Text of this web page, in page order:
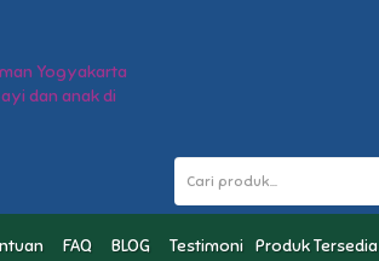
FAQ BLOG Testimoni Produk Tersedia